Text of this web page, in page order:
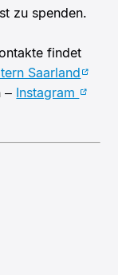
zu spenden.
findet
Saarland
– Instagram